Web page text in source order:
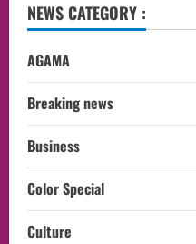
NEWS CATEGORY :
AGAMA
Breaking news
Business
Color Special
Culture